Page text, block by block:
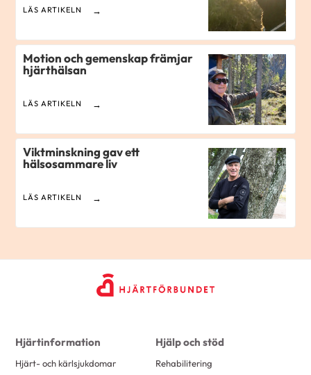
LÄS ARTIKELN
Motion och gemenskap främjar
hjärthälsan
LÄS ARTIKELN
Viktminskning gav ett
hälsosammare liv
LÄS ARTIKELN
Hjärtinformation
Hjärt- och kärlsjukdomar
Hjälp och stöd
Rehabilitering